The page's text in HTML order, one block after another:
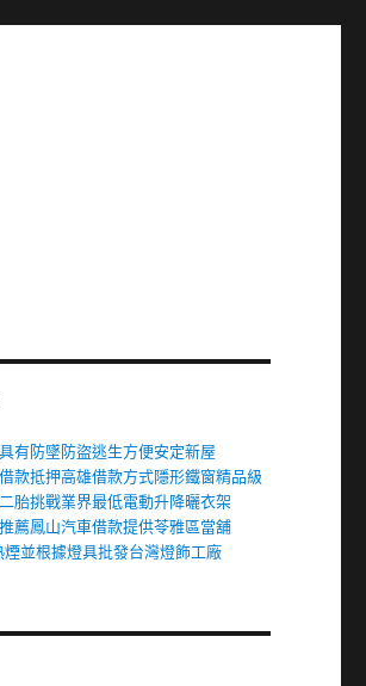
有防墜防盜逃生方便安定新屋
款抵押高雄借款方式隱形鐵窗精品級
胎挑戰業界最低電動升降曬衣架
薦鳳山汽車借款提供苓雅區當舖
煙並根據燈具批發台灣燈飾工廠